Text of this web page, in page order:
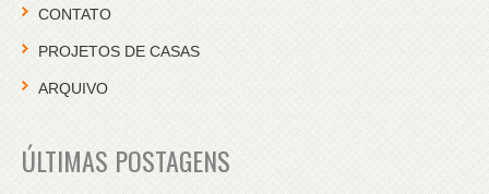
CONTATO
PROJETOS DE CASAS
ARQUIVO
ÚLTIMAS POSTAGENS